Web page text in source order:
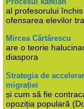
al profesorului
ofensarea elevilor
Mircea Cărtărescu
are o teorie
diaspora
Strategia de
migrației
și cum să fie
opoziția populară